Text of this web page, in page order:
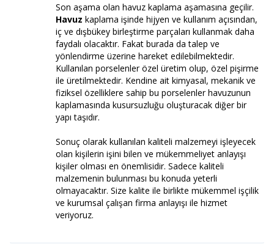
Son aşama olan havuz kaplama aşamasına geçilir.
Havuz kaplama işinde hijyen ve kullanım açısından,
iç ve dışbükey birleştirme parçaları kullanmak daha
faydalı olacaktır. Fakat burada da talep ve
yönlendirme üzerine hareket edilebilmektedir.
Kullanılan porselenler özel üretim olup, özel pişirme
ile üretilmektedir. Kendine ait kimyasal, mekanik ve
fiziksel özelliklere sahip bu porselenler havuzunun
kaplamasında kusursuzluğu oluşturacak diğer bir
yapı taşıdır.
Sonuç olarak kullanılan kaliteli malzemeyi işleyecek
olan kişilerin işini bilen ve mükemmeliyet anlayışı
kişiler olması en önemlisidir. Sadece kaliteli
malzemenin bulunması bu konuda yeterli
olmayacaktır. Size kalite ile birlikte mükemmel işçilik
ve kurumsal çalışan firma anlayışı ile hizmet
veriyoruz.